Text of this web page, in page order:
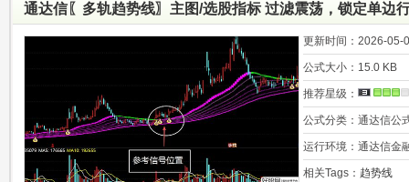
通达信〖多轨趋势线〗主图/选股指标 过滤震荡，锁定单边
更新时间： 2026-05-
公式大小： 15.0 KB
推荐星级：
公式分类： 通达信公
运行环境： 通达信金
相关Tags： 趋势线